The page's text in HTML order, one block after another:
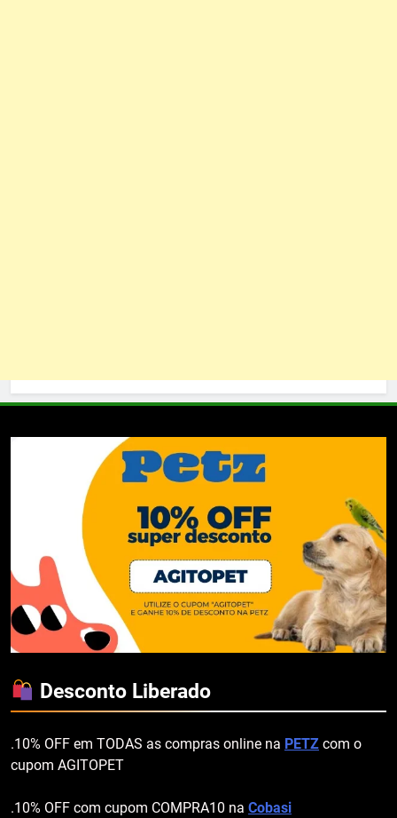
Desconto Liberado
.10% OFF em TODAS as compras online na PETZ com o
cupom AGITOPET
.10% OFF com cupom COMPRA10 na Cobasi